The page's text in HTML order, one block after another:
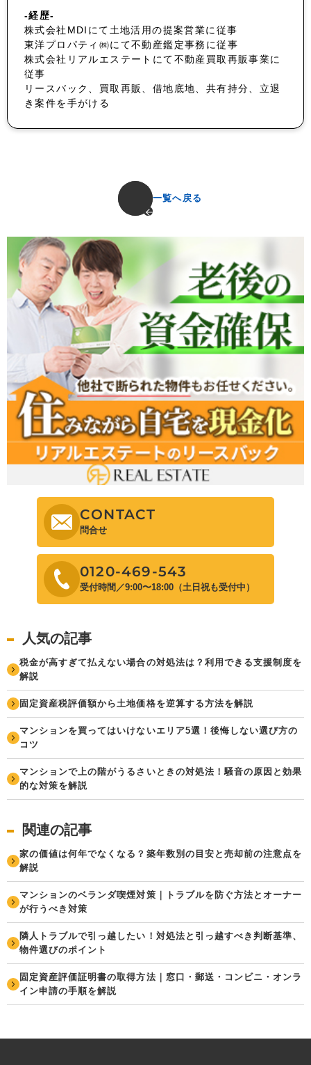
-経歴-
株式会社MDIにて土地活用の提案営業に従事
東洋プロパティ㈱にて不動産鑑定事務に従事
株式会社リアルエステートにて不動産買取再販事業に
従事
リースバック、買取再販、借地底地、共有持分、立退
き案件を手がける
一覧へ戻る
CONTACT
問合せ
0120-469-543
受付時間／9:00〜18:00（土日祝も受付中）
人気の記事
税金が高すぎて払えない場合の対処法は？利用できる支援制度を
解説
固定資産税評価額から土地価格を逆算する方法を解説
マンションを買ってはいけないエリア5選！後悔しない選び方の
コツ
マンションで上の階がうるさいときの対処法！騒音の原因と効果
的な対策を解説
関連の記事
家の価値は何年でなくなる？築年数別の目安と売却前の注意点を
解説
マンションのベランダ喫煙対策｜トラブルを防ぐ方法とオーナー
が行うべき対策
隣人トラブルで引っ越したい！対処法と引っ越すべき判断基準、
物件選びのポイント
固定資産評価証明書の取得方法｜窓口・郵送・コンビニ・オンラ
イン申請の手順を解説